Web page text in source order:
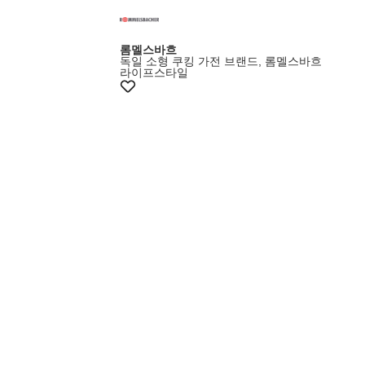
롬멜스바흐
독일 소형 쿠킹 가전 브랜드, 롬멜스바흐
라이프스타일